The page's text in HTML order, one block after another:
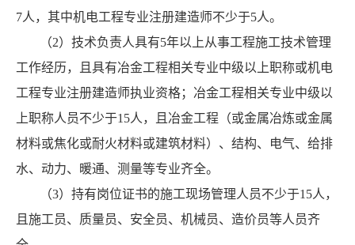
7人，其中机电工程专业注册建造师不少于5人。
（2）技术负责人具有5年以上从事工程施工技术管理
工作经历，且具有冶金工程相关专业中级以上职称或机电
工程专业注册建造师执业资格；冶金工程相关专业中级以
上职称人员不少于15人，且冶金工程（或金属冶炼或金属
材料或焦化或耐火材料或建筑材料）、结构、电气、给排
水、动力、暖通、测量等专业齐全。
（3）持有岗位证书的施工现场管理人员不少于15人，
且施工员、质量员、安全员、机械员、造价员等人员齐